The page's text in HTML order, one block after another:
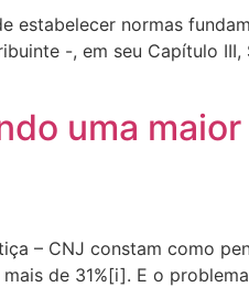
estabelecer normas
-, em seu Capítulo III,
uma
– CNJ constam como
de 31%[i]. E o